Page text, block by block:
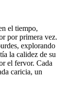
el tiempo,
por primera vez.
explorando
la calidez de su
el fervor. Cada
caricia, un